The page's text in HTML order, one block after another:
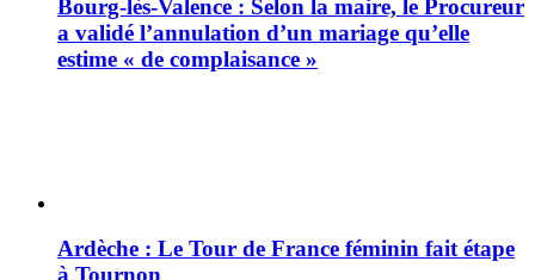
Bourg-lès-Valence : Selon la maire, le Procureur
a validé l’annulation d’un mariage qu’elle
estime « de complaisance »
Ardèche : Le Tour de France féminin fait étape